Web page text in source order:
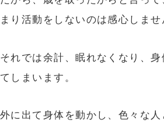
まり活動をしないのは感心しませ
それでは余計、眠れなくなり、
てしまいます。
外に出て身体を動かし、色々な人